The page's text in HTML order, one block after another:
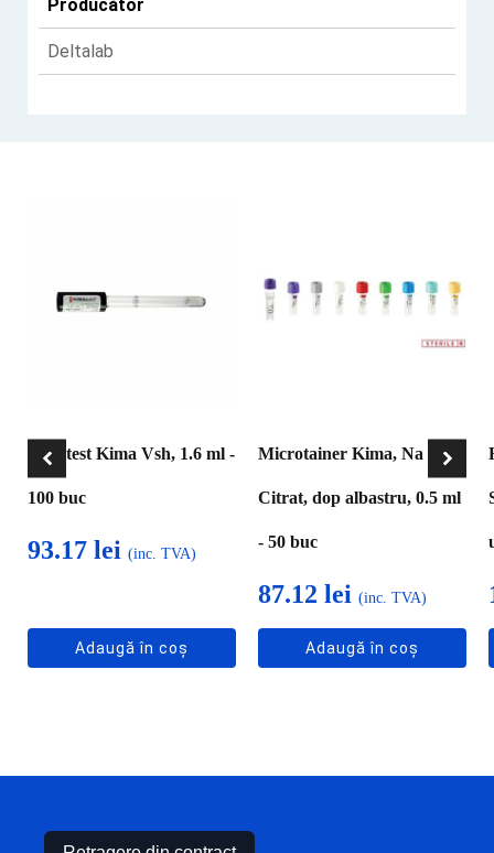
Producător
Deltalab
Vacutest Kima Vsh, 1.6 ml -
100 buc
93.17 lei (inc. TVA)
Adaugă în coș
Microtainer Kima, Na
Citrat, dop albastru, 0.5 ml
- 50 buc
87.12 lei (inc. TVA)
Adaugă în coș